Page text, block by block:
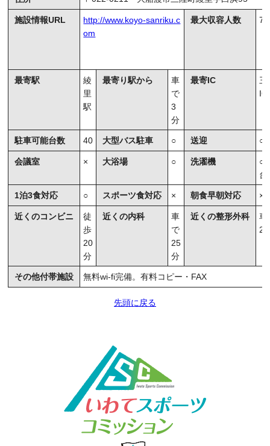
施設情報URL
http://www.koyo-sanriku.c
om
最大収容人数 75
最寄駅
綾
里
駅
最寄り駅から
車
で
3
分
最寄IC
三
IC
駐車可能台数 40 大型バス駐車 ○ 送迎 ○
会議室 × 大浴場 ○ 洗濯機
○
台
1泊3食対応 ○ スポーツ食対応 × 朝食早朝対応 ×
近くのコンビニ
徒
歩
20
分
近くの内科
車
で
25
分
近くの整形外科
車
その他付帯施設 無料wi-fi完備。有料コピー・FAX
先頭に戻る